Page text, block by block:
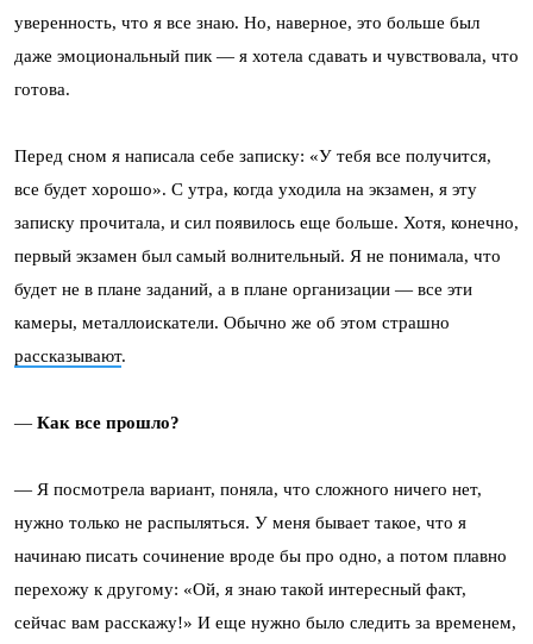
уверенность, что я все знаю. Но, наверное, это больше был
даже эмоциональный пик — я хотела сдавать и чувствовала, что
готова.
Перед сном я написала себе записку: «У тебя все получится,
все будет хорошо». С утра, когда уходила на экзамен, я эту
записку прочитала, и сил появилось еще больше. Хотя, конечно,
первый экзамен был самый волнительный. Я не понимала, что
будет не в плане заданий, а в плане организации — все эти
камеры, металлоискатели. Обычно же об этом страшно
рассказывают.
— Как все прошло?
— Я посмотрела вариант, поняла, что сложного ничего нет,
нужно только не распыляться. У меня бывает такое, что я
начинаю писать сочинение вроде бы про одно, а потом плавно
перехожу к другому: «Ой, я знаю такой интересный факт,
сейчас вам расскажу!» И еще нужно было следить за временем,